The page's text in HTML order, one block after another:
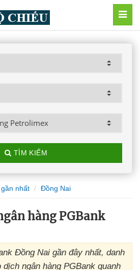
TÌM KIẾM
nhất Đồng Nai
hàng PGBank
Đồng Nai gần đây nhất, danh
ngân hàng PGBank quanh